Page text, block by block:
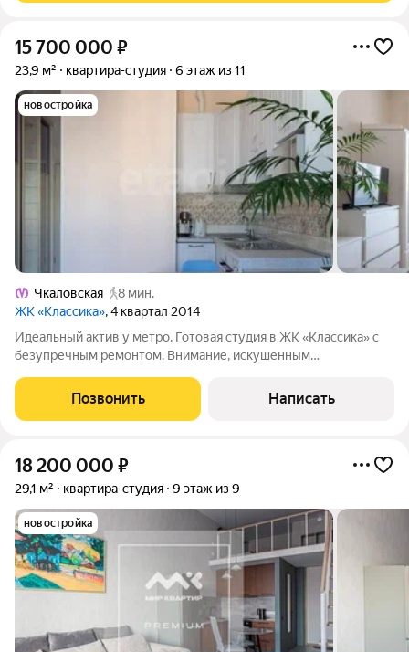
15 700 000 ₽
23,9 м² квартира-студия 6 этаж из 11
новостройка
Чкаловская
8 мин.
ЖК «Классика», 4 квартал 2014
Идеальный актив у метро. Готовая студия в ЖК «Классика» с
безупречным ремонтом. Внимание, искушенным
(собственность >5 лет, без обременений и мат.капитала) в
престижном районе у метро. Это не просто
Позвонить Написать
18 200 000 ₽
29,1 м² квартира-студия 9 этаж из 9
новостройка